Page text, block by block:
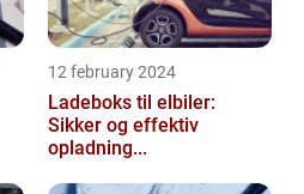
12 february 2024
Ladeboks til elbiler:
Sikker og effektiv
opladning...